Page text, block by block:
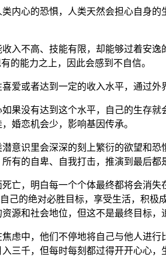
内心的恐惧，人类天然会担心自身
入不高、技能有限，却能够过着安
的能力之上，因此会感到不自信。
爱或者达到一定的收入水平，通过
果没有达到这个水平，自己的生存
婚恋机会少，影响基因传承。
意识里会深深的刻上繁衍的欲望和
有的自卑、自我打击，推演到最后都
亡，明白每一个个体最终都将会消
己的绝对必胜目标，享受生活，积
源和社会地位，但这不是最终目标
虑中，他们不停地将自己与他人进
三千，但每时每刻都过得开开心心，